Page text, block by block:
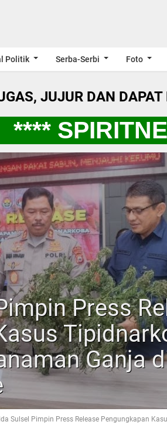
Politik Serba-Serbi Foto
JUJUR DAN DAPAT
Press
Ganja
Sulsel Pimpin Press Release Pengungkapan